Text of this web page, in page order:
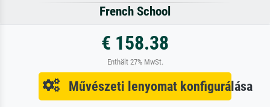
French School
€ 158.38
Enthält 27% MwSt.
Művészeti lenyomat konfigurálása